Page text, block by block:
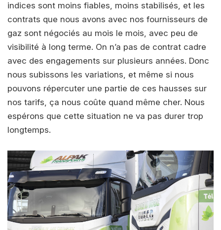
indices sont moins fiables, moins stabilisés, et les
contrats que nous avons avec nos fournisseurs de
gaz sont négociés au mois le mois, avec peu de
visibilité à long terme. On n’a pas de contrat cadre
avec des engagements sur plusieurs années. Donc
nous subissons les variations, et même si nous
pouvons répercuter une partie de ces hausses sur
nos tarifs, ça nous coûte quand même cher. Nous
espérons que cette situation ne va pas durer trop
longtemps.